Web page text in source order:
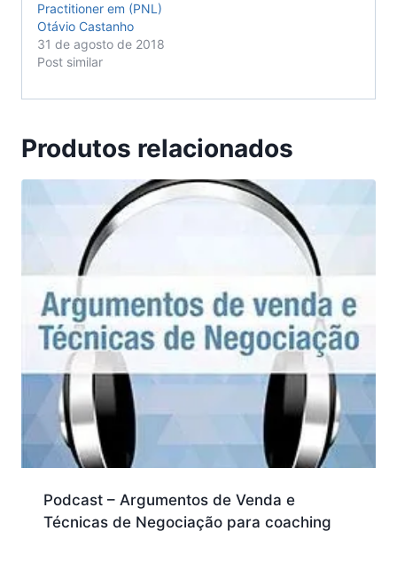
Practitioner em (PNL)
Otávio Castanho
31 de agosto de 2018
Post similar
Produtos relacionados
Podcast – Argumentos de Venda e
Técnicas de Negociação para coaching